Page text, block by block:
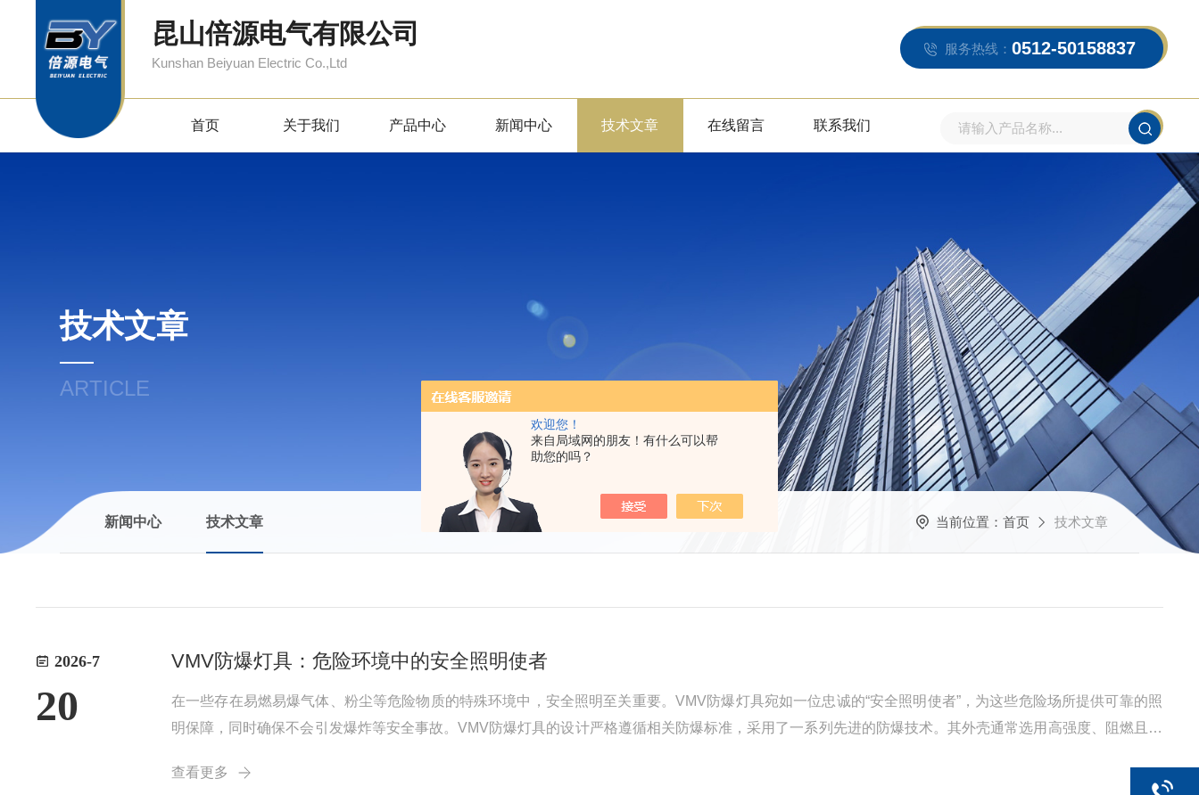
欢迎您！
来自局域网的朋友！有什么可以帮
助您的吗？
昆山倍源电气有限公司
Kunshan Beiyuan Electric Co.,Ltd
服务热线： 0512-50158837
首页 关于我们 产品中心 新闻中心 技术文章 在线留言 联系我们
技术文章
ARTICLE
新闻中心 技术文章 当前位置： 首页 技术文章
2026-7
20
VMV防爆灯具：危险环境中的安全照明使者
在一些存在易燃易爆气体、粉尘等危险物质的特殊环境中，安全照明至关重要。VMV防爆灯具宛如一位忠诚的“安全照明使者”，为这些危险场所提供可靠的照
明保障，同时确保不会引发爆炸等安全事故。VMV防爆灯具的设计严格遵循相关防爆标准，采用了一系列先进的防爆技术。其外壳通常选用高强度、阻燃且抗
温传递到外部危险环境中。灯具的电气部件经过特殊设计和处理，以...
查看更多